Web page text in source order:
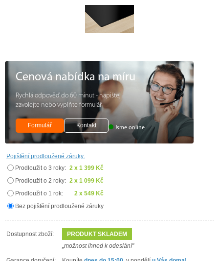
Cenová nabídka na míru
Rychlá odpověď do 60 minut - napište,
zavolejte nebo vyplňte formulář
Formulář Kontakt Jsme online
Pojištění prodloužené záruky:
Prodloužit o 3 roky: 2 x 1 399 Kč
Prodloužit o 2 roky: 2 x 1 099 Kč
Prodloužit o 1 rok:
2 x 549 Kč
Bez pojištění prodloužené záruky
Dostupnost zboží:
PRODUKT SKLADEM
„možnost ihned k odeslání"